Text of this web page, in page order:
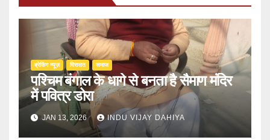
ब्रेकिंग न्यूज़ ‍‍विरासत समाज
पश्चिम बंगाल के धागे से बनता है सैमाण मंदिर
में पवित्र डोरा
JAN 13, 2026 INDU VIJAY DAHIYA